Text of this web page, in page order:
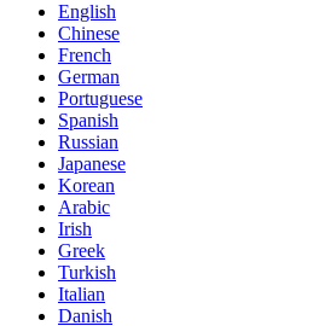
English
Chinese
French
German
Portuguese
Spanish
Russian
Japanese
Korean
Arabic
Irish
Greek
Turkish
Italian
Danish